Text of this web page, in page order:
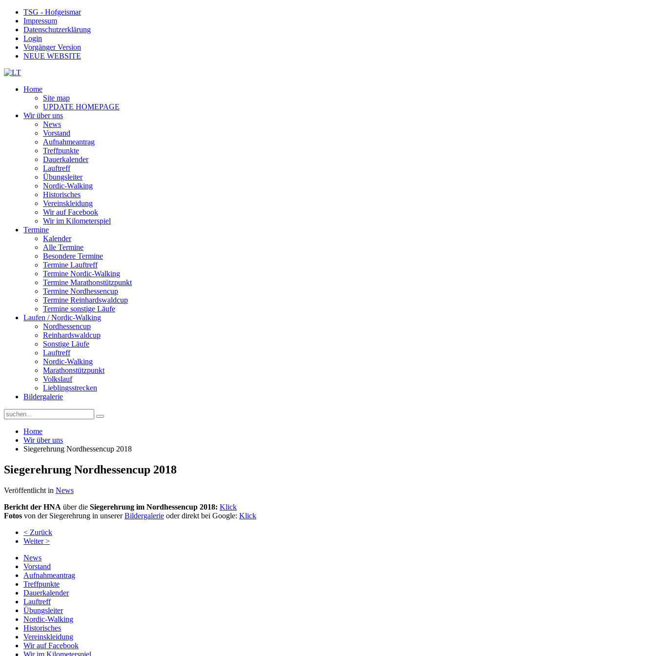
TSG - Hofgeismar
Impressum
Datenschutzerklärung
Login
Vorgänger Version
NEUE WEBSITE
Home
Site map
UPDATE HOMEPAGE
Wir über uns
News
Vorstand
Aufnahmeantrag
Treffpunkte
Dauerkalender
Lauftreff
Übungsleiter
Nordic-Walking
Historisches
Vereinskleidung
Wir auf Facebook
Wir im Kilometerspiel
Termine
Kalender
Alle Termine
Besondere Termine
Termine Lauftreff
Termine Nordic-Walking
Termine Marathonstützpunkt
Termine Nordhessencup
Termine Reinhardswaldcup
Termine sonstige Läufe
Laufen / Nordic-Walking
Nordhessencup
Reinhardswaldcup
Sonstige Läufe
Lauftreff
Nordic-Walking
Marathonstützpunkt
Volkslauf
Lieblingsstrecken
Bildergalerie
Home
Wir über uns
Siegerehrung Nordhessencup 2018
Siegerehrung Nordhessencup 2018
Veröffentlicht in News
Bericht der HNA über die Siegerehrung im Nordhessencup 2018: Klick
Fotos von der Siegerehrung in unsererBildergalerie oder direkt bei Google: Klick
< Zurück
Weiter >
News
Vorstand
Aufnahmeantrag
Treffpunkte
Dauerkalender
Lauftreff
Übungsleiter
Nordic-Walking
Historisches
Vereinskleidung
Wir auf Facebook
Wir im Kilometerspiel